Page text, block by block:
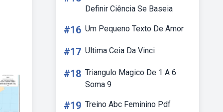
Definir Ciência Se Baseia
#16 Um Pequeno Texto De Amor
#17 Ultima Ceia Da Vinci
#18 Triangulo Magico De 1 A 6
Soma 9
#19 Treino Abc Feminino Pdf